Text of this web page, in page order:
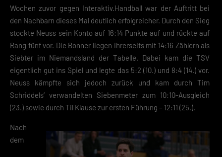
Wochen zuvor gegen Interaktiv.Handball war der Auftritt bei
den Nachbarn dieses Mal deutlich erfolgreicher. Durch den Sieg
stockte Neuss sein Konto auf 16:14 Punkte auf und rückte auf
Rang fünf vor. Die Bonner liegen ihrerseits mit 14:16 Zählern als
Siebter im Niemandsland der Tabelle. Dabei kam die TSV
eigentlich gut ins Spiel und legte das 5:2 (10.) und 8:4 (14.) vor.
Neuss kämpfte sich jedoch zurück und kam durch Tim
Schriddels‘ verwandelten Siebenmeter zum 10:10-Ausgleich
(23.) sowie durch Til Klause zur ersten Führung – 12:11 (25.).
Nach
dem